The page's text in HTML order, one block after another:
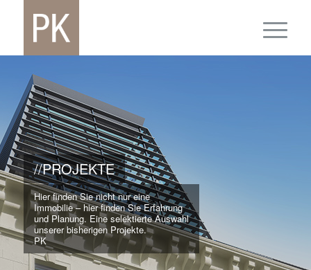
//PROJEKTE
Hier finden Sie nicht nur eine
Immobilie – hier finden Sie Erfahrung
und Planung. Eine selektierte Auswahl
unserer bisherigen Projekte.
PK